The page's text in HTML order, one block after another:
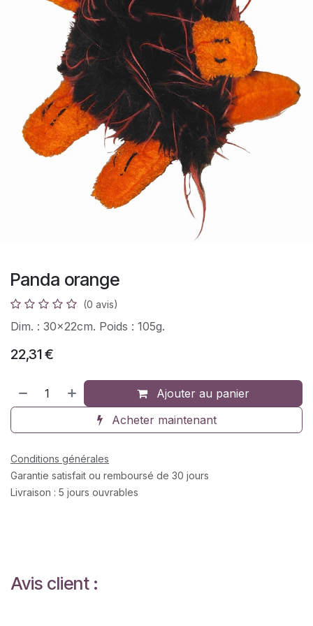
Panda orange
(0 avis)
Dim. : 30x22cm. Poids : 105g.
22,31€
Ajouter au panier
Acheter maintenant
Conditions générales
Garantie satisfait ou remboursé de 30 jours
Livraison : 5 jours ouvrables
Avis client :